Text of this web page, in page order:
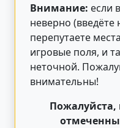
Внимание: если
неверно (введёте
перепутаете
игровые поля, и
неточной.
внимательны!
Пожалуйста,